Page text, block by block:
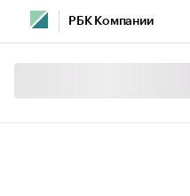
РБК Компании